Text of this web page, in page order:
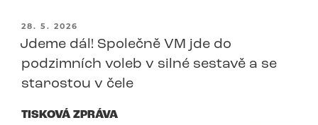
PUBLIKOVÁNO
28. 5. 2026
Jdeme dál! Společně VM jde do
podzimních voleb v silné sestavě a se
starostou v čele
TISKOVÁ ZPRÁVA